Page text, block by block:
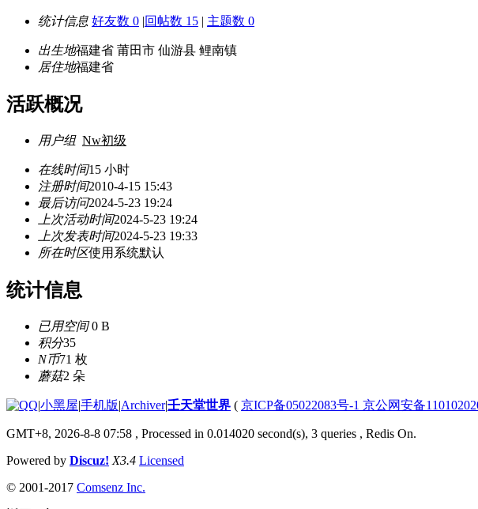
统计信息 好友数 0 |回帖数 15 | 主题数 0
出生地福建省 莆田市 仙游县 鲤南镇
居住地福建省
活跃概况
用户组 Nw初级
在线时间15 小时
注册时间2010-4-15 15:43
最后访问2024-5-23 19:24
上次活动时间2024-5-23 19:24
上次发表时间2024-5-23 19:33
所在时区使用系统默认
统计信息
已用空间0 B
积分35
N币71 枚
蘑菇2 朵
|小黑屋|手机版|Archiver|壬天堂世界 ( 京ICP备05022083号-1 京公网安备
GMT+8, 2026-8-8 07:58 , Processed in 0.014020 second(s), 3 queries , Redis On.
Powered by Discuz! X3.4 Licensed
© 2001-2017 Comsenz Inc.